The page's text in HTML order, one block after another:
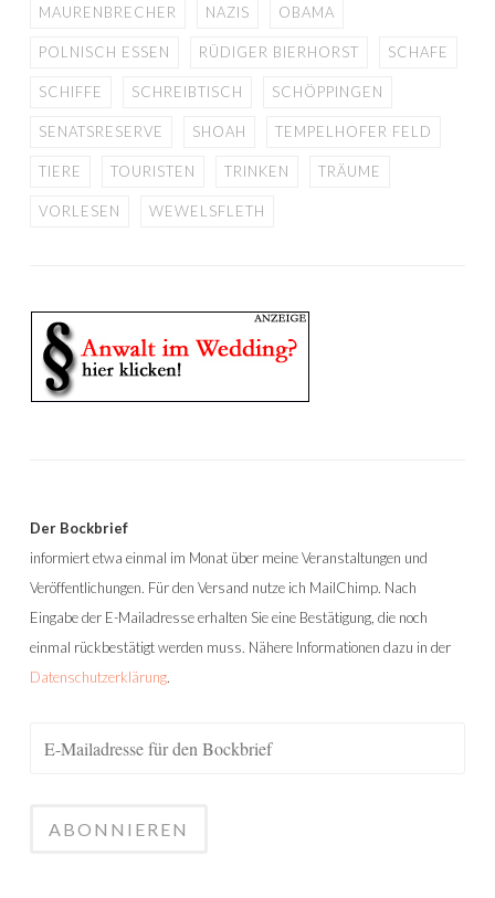
MAURENBRECHER NAZIS OBAMA
POLNISCH ESSEN RÜDIGER BIERHORST SCHAFE
SCHIFFE SCHREIBTISCH SCHÖPPINGEN
SENATSRESERVE SHOAH TEMPELHOFER FELD
TIERE TOURISTEN TRINKEN TRÄUME
VORLESEN WEWELSFLETH
Der Bockbrief
informiert etwa einmal im Monat über meine Veranstaltungen und
Veröffentlichungen. Für den Versand nutze ich MailChimp. Nach
Eingabe der E-Mailadresse erhalten Sie eine Bestätigung, die noch
einmal rückbestätigt werden muss. Nähere Informationen dazu in der
Datenschutzerklärung.